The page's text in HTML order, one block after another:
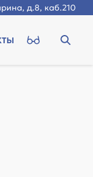
д.8, каб.210